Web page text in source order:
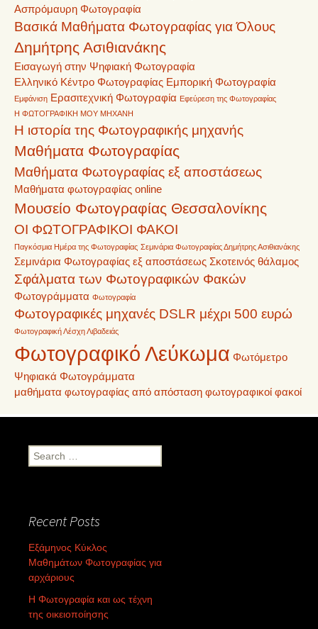
Ασπρόμαυρη Φωτογραφία
Βασικά Μαθήματα Φωτογραφίας για Όλους
Δημήτρης Ασιθιανάκης
Εισαγωγή στην Ψηφιακή Φωτογραφία
Ελληνικό Κέντρο Φωτογραφίας Εμπορική Φωτογραφία
Εμφάνιση Ερασιτεχνική Φωτογραφία Εφεύρεση της Φωτογραφίας
Η ΦΩΤΟΓΡΑΦΙΚΗ ΜΟΥ ΜΗΧΑΝΗ
Η ιστορία της Φωτογραφικής μηχανής
Μαθήματα Φωτογραφίας
Μαθήματα Φωτογραφίας εξ αποστάσεως
Μαθήματα φωτογραφίας online
Μουσείο Φωτογραφίας Θεσσαλονίκης
ΟΙ ΦΩΤΟΓΡΑΦΙΚΟΙ ΦΑΚΟΙ
Παγκόσμια Ημέρα της Φωτογραφίας Σεμινάρια Φωτογραφίας Δημήτρης Ασιθιανάκης
Σεμινάρια Φωτογραφίας εξ αποστάσεως Σκοτεινός θάλαμος
Σφάλματα των Φωτογραφικών Φακών
Φωτογράμματα Φωτογραφία
Φωτογραφικές μηχανές DSLR μέχρι 500 ευρώ
Φωτογραφική Λέσχη Λιβαδειάς
Φωτογραφικό Λεύκωμα Φωτόμετρο
Ψηφιακά Φωτογράμματα
μαθήματα φωτογραφίας από απόσταση φωτογραφικοί φακοί
Search
for:
Recent Posts
Εξάμηνος Κύκλος
Μαθημάτων Φωτογραφίας για
αρχάριους
Η Φωτογραφία και ως τέχνη
της οικειοποίησης